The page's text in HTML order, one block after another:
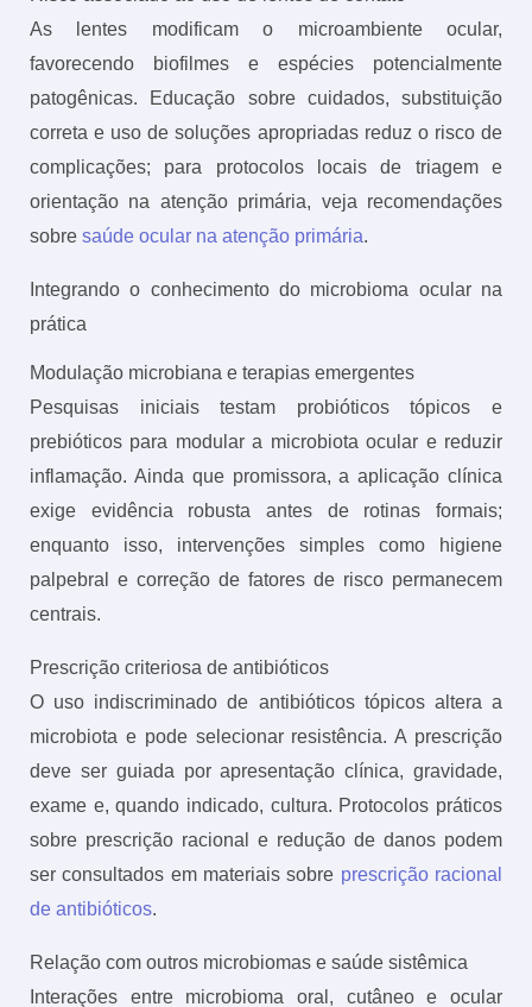
As lentes modificam o microambiente ocular,
favorecendo biofilmes e espécies potencialmente
patogênicas. Educação sobre cuidados, substituição
correta e uso de soluções apropriadas reduz o risco de
complicações; para protocolos locais de triagem e
orientação na atenção primária, veja recomendações
sobre saúde ocular na atenção primária.
Integrando o conhecimento do microbioma ocular na
prática
Modulação microbiana e terapias emergentes
Pesquisas iniciais testam probióticos tópicos e
prebióticos para modular a microbiota ocular e reduzir
inflamação. Ainda que promissora, a aplicação clínica
exige evidência robusta antes de rotinas formais;
enquanto isso, intervenções simples como higiene
palpebral e correção de fatores de risco permanecem
centrais.
Prescrição criteriosa de antibióticos
O uso indiscriminado de antibióticos tópicos altera a
microbiota e pode selecionar resistência. A prescrição
deve ser guiada por apresentação clínica, gravidade,
exame e, quando indicado, cultura. Protocolos práticos
sobre prescrição racional e redução de danos podem
ser consultados em materiais sobre prescrição racional
de antibióticos.
Relação com outros microbiomas e saúde sistêmica
Interações entre microbioma oral, cutâneo e ocular